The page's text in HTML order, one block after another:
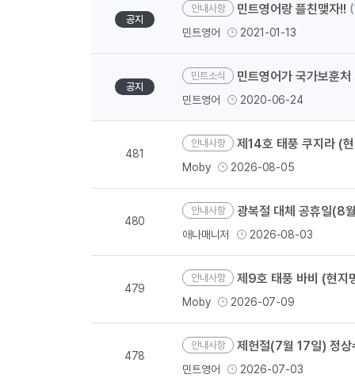
공지
안내사항 민트영어랑 플친맺자!!
민트영어
2021-01-13
공지
민트소식 민트영어가 국가보훈
민트영어 2020-06-24
481
안내사항 제14호 태풍 쿠지라 (
Moby 2026-08-05
480
안내사항 광복절 대체 공휴일(8월
애나매니저 2026-08-03
479
안내사항 제9호 태풍 바비 (현
Moby 2026-07-09
478
안내사항 제헌절(7월 17일) 정상
민트영어 2026-07-03